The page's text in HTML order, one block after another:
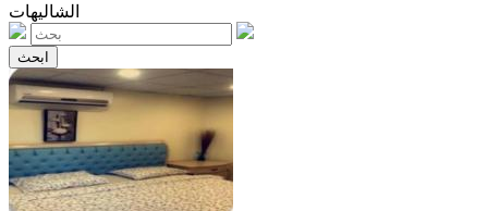
الشاليهات